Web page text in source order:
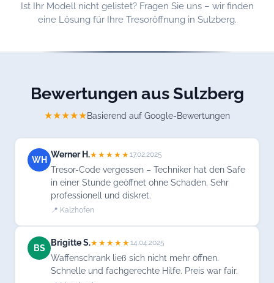
Ist Ihr Modell nicht gelistet? Fragen Sie uns – wir finden
eine Lösung für Ihre Tresoröffnung in Sulzberg.
Bewertungen aus Sulzberg
★★★★★Basierend auf Google-Bewertungen
WH
Werner H.★★★★★17.02.2025
Tresor-Code vergessen – Techniker hat den Safe
in einer Stunde geöffnet ohne Schaden. Sehr
professionell und diskret.
📍 Kalzhofen
BS
Brigitte S.★★★★★14.04.2025
Waffenschrank ließ sich nicht mehr öffnen.
Schnelle und fachgerechte Hilfe. Preis war fair.